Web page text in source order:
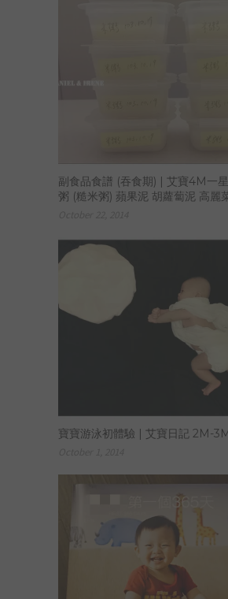
副食品食譜 (吞食期) | 艾寶4M一
粥 (糙米粥) 蘋果泥 胡蘿蔔泥 高麗
寶寶游泳初體驗 | 艾寶日記 2M-